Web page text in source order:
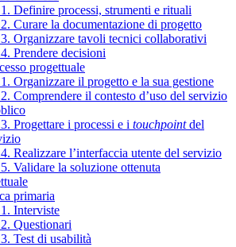
Definire processi, strumenti e rituali
Curare la documentazione di progetto
Organizzare tavoli tecnici collaborativi
Prendere decisioni
progettuale
Organizzare il progetto e la sua gestione
Comprendere il contesto d’uso del servizio
Progettare i processi e i touchpointdel
Realizzare l’interfaccia utente del servizio
Validare la soluzione ottenuta
primaria
Interviste
Questionari
Test di usabilità